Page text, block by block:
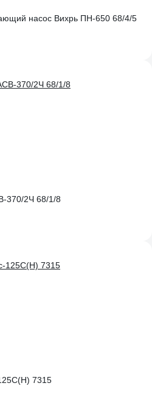
насос Вихрь ПН-650 68/4/5
370/2Ч 68/1/8
7315